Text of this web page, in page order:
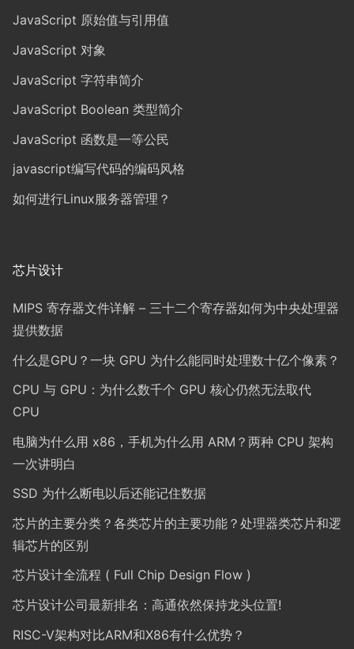
JavaScript 原始值与引用值
JavaScript 对象
JavaScript 字符串简介
JavaScript Boolean 类型简介
JavaScript 函数是一等公民
javascript编写代码的编码风格
如何进行Linux服务器管理？
芯片设计
MIPS 寄存器文件详解 – 三十二个寄存器如何为中央处理器
提供数据
什么是GPU？一块 GPU 为什么能同时处理数十亿个像素？
CPU 与 GPU：为什么数千个 GPU 核心仍然无法取代
CPU
电脑为什么用 x86，手机为什么用 ARM？两种 CPU 架构
一次讲明白
SSD 为什么断电以后还能记住数据
芯片的主要分类？各类芯片的主要功能？处理器类芯片和逻
辑芯片的区别
芯片设计全流程 ( Full Chip Design Flow )
芯片设计公司最新排名：高通依然保持龙头位置!
RISC-V架构对比ARM和X86有什么优势？